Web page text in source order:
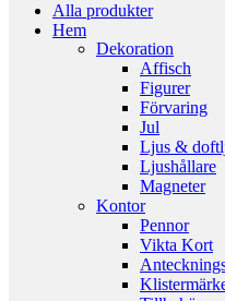
Alla produkter
Hem
Dekoration
Affisch
Figurer
Förvaring
Jul
Ljus &
Ljushållare
Magneter
Kontor
Pennor
Vikta Kort